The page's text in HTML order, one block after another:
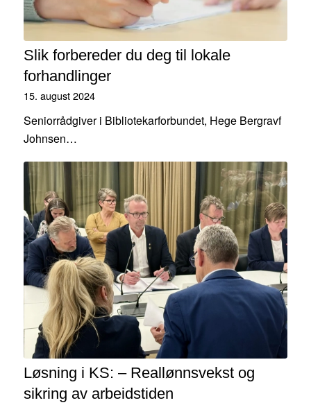
Slik forbereder du deg til lokale
forhandlinger
15. august 2024
Seniorrådgiver i Bibliotekarforbundet, Hege Bergravf
Johnsen…
Løsning i KS: – Reallønnsvekst og
sikring av arbeidstiden